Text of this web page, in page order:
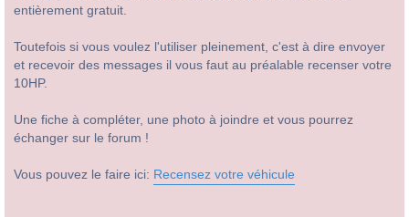
entièrement gratuit.
Toutefois si vous voulez l'utiliser pleinement, c'est à dire envoyer
et recevoir des messages il vous faut au préalable recenser votre
10HP.
Une fiche à compléter, une photo à joindre et vous pourrez
échanger sur le forum !
Vous pouvez le faire ici: Recensez votre véhicule